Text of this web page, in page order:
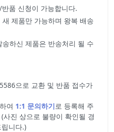
품 신청이 가능합니다.
제품만 가능하며 왕복 배송
하신 제품은 반송처리 될 수
으로 교환 및 반품 접수가
여 1:1 문의하기로 등록해 주
진 상으로 불량이 확인될 경
니다.)